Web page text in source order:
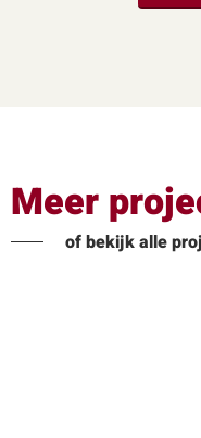
Meer
of bekijk alle